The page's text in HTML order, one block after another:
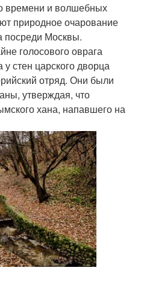
времени и волшебных
природное очарование
посреди Москвы.
голосового оврага
у стен царского дворца
отряд. Они были
утверждая, что
хана, напавшего на